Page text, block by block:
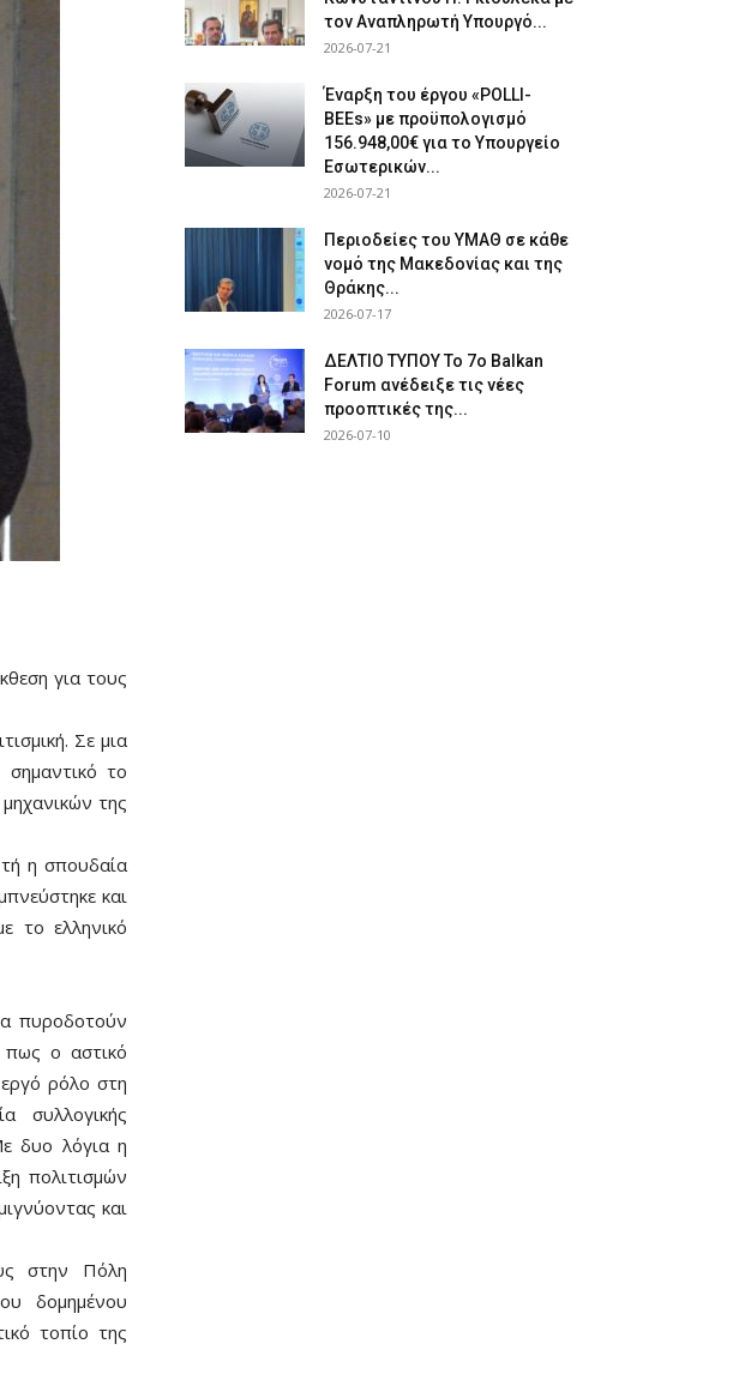
για τους
Σε μια
το
της
η σπουδαία
και
το ελληνικό
πυροδοτούν
πως ο αστικό
ρόλο στη
συλλογικής
δυο λόγια η
πολιτισμών
και
στην Πόλη
δομημένου
τοπίο της
τον Αναπληρωτή Υπουργό...
2026-07-21
Έναρξη του έργου «POLLI-
BEEs» με προϋπολογισμό
156.948,00€ για το Υπουργείο
Εσωτερικών...
2026-07-21
Περιοδείες του ΥΜΑΘ σε κάθε
νομό της Μακεδονίας και της
Θράκης...
2026-07-17
ΔΕΛΤΙΟ ΤΥΠΟΥ Το 7ο Balkan
Forum ανέδειξε τις νέες
προοπτικές της...
2026-07-10